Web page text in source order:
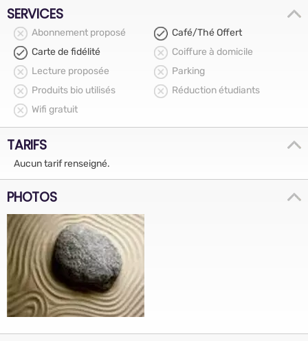
SERVICES
Abonnement proposé
Café/Thé Offert
Carte de fidélité
Coiffure à domicile
Lecture proposée
Parking
Produits bio utilisés
Réduction étudiants
Wifi gratuit
TARIFS
Aucun tarif renseigné.
PHOTOS